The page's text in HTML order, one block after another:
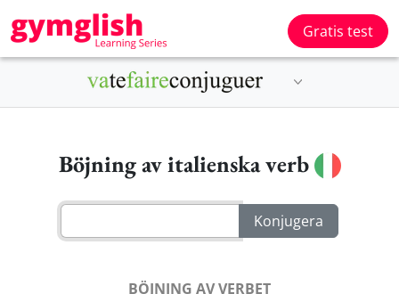
Gratis test
Böjning av italienska verb
BÖJNING AV VERBET